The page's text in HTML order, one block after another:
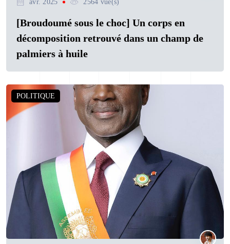
avr. 2025 2564 vue(s)
[Broudoumé sous le choc] Un corps en
décomposition retrouvé dans un champ de
palmiers à huile
POLITIQUE